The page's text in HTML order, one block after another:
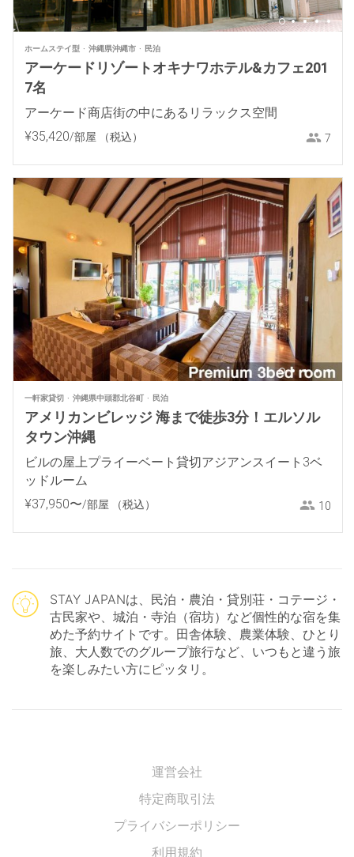
ホームステイ型 沖縄県沖縄市 民泊
アーケードリゾートオキナワホテル&カフェ201
7名
アーケード商店街の中にあるリラックス空間
¥35,420/部屋 （税込） 7
一軒家貸切 沖縄県中頭郡北谷町 民泊
アメリカンビレッジ 海まで徒歩3分！エルソル
タウン沖縄
ビルの屋上プライーベート貸切アジアンスイート3ベ
ッドルーム
¥37,950〜/部屋 （税込） 10
STAY JAPANは、民泊・農泊・貸別荘・コテージ・
古民家や、城泊・寺泊（宿坊）など個性的な宿を集
めた予約サイトです。田舎体験、農業体験、ひとり
旅、大人数でのグループ旅行など、いつもと違う旅
を楽しみたい方にピッタリ。
運営会社
特定商取引法
プライバシーポリシー
利用規約